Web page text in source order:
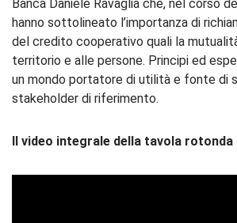
Banca Daniele Ravaglia che, nel corso
hanno sottolineato l’importanza di
del credito cooperativo quali la
territorio e alle persone. Principi ed
un mondo portatore di utilità e fonte di
stakeholder di riferimento.
Il video integrale della tavola rotonda